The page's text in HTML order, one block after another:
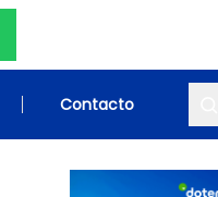
Contacto